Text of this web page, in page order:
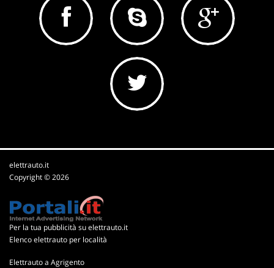
elettrauto.it
Copyright © 2026
Per la tua pubblicità su elettrauto.it
Elenco elettrauto per località
Elettrauto a Agrigento